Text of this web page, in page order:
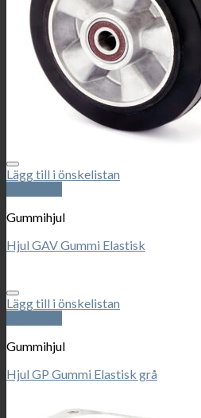
Lägg till i önskelistan
Gummihjul
Hjul GAV Gummi Elastisk
Lägg till i önskelistan
Gummihjul
Hjul GP Gummi Elastisk grå